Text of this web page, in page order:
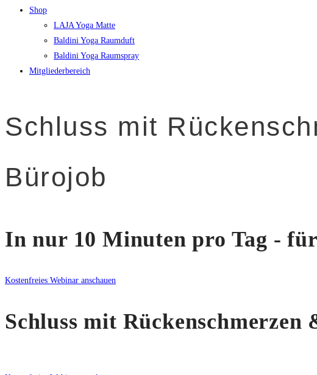
Shop
LAJA Yoga Matte
Baldini Yoga Raumduft
Baldini Yoga Raumspray
Mitgliederbereich
Schluss mit
Bürojob
In nur 10 Minuten pro Tag -
Kostenfreies Webinar anschauen
Schluss mit Rückenschmerzen